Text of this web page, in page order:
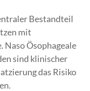
Bestandteil
mit
Naso Ösophageale
sind klinischer
das Risiko